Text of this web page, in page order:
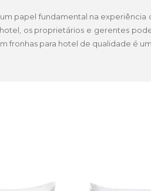
papel fundamental na
os proprietários e gerentes
para hotel de qualidade é